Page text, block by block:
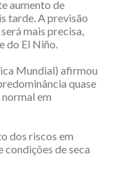
aumento de
tarde. A previsão
mais precisa,
do El Niño.
Mundial) afirmou
quase
em
dos riscos em
condições de seca